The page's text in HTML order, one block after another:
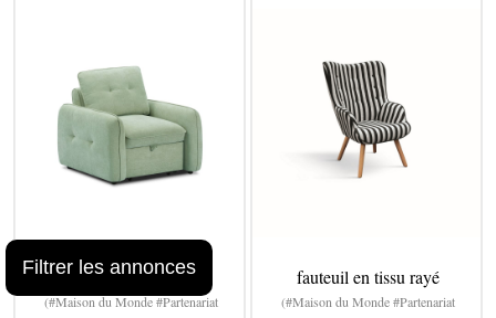
fauteuil convertible
(#Maison du Monde #Partenariat
fauteuil en tissu rayé
(#Maison du Monde #Partenariat
Filtrer les annonces